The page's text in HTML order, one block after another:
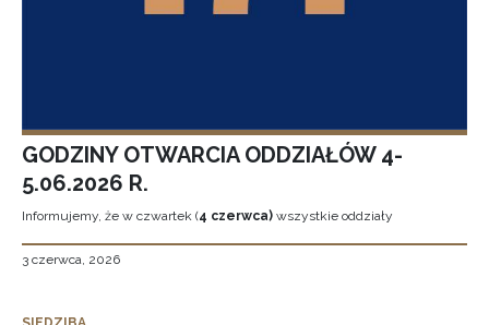
GODZINY OTWARCIA ODDZIAŁÓW 4-
5.06.2026 R.
Informujemy, że w czwartek (4 czerwca) wszystkie oddziały
3 czerwca, 2026